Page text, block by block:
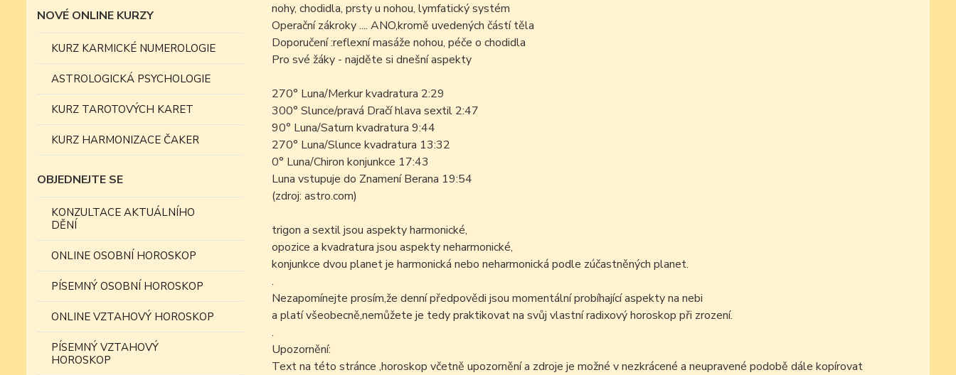
NOVÉ ONLINE KURZY
KURZ KARMICKÉ NUMEROLOGIE
ASTROLOGICKÁ PSYCHOLOGIE
KURZ TAROTOVÝCH KARET
KURZ HARMONIZACE ČAKER
OBJEDNEJTE SE
KONZULTACE AKTUÁLNÍHO
DĚNÍ
ONLINE OSOBNÍ HOROSKOP
PÍSEMNÝ OSOBNÍ HOROSKOP
ONLINE VZTAHOVÝ HOROSKOP
PÍSEMNÝ VZTAHOVÝ
HOROSKOP
nohy, chodidla, prsty u nohou, lymfatický systém
Operační zákroky .... ANO,kromě uvedených částí těla
Doporučení :reflexní masáže nohou, péče o chodidla
Pro své žáky - najděte si dnešní aspekty
270° Luna/Merkur kvadratura 2:29
300° Slunce/pravá Dračí hlava sextil 2:47
90° Luna/Saturn kvadratura 9:44
270° Luna/Slunce kvadratura 13:32
0° Luna/Chiron konjunkce 17:43
Luna vstupuje do Znamení Berana 19:54
(zdroj: astro.com)
trigon a sextil jsou aspekty harmonické,
opozice a kvadratura jsou aspekty neharmonické,
konjunkce dvou planet je harmonická nebo neharmonická podle zúčastněných planet.
.
Nezapomínejte prosím,že denní předpovědi jsou momentální probíhající aspekty na nebi
a platí všeobecně,nemůžete je tedy praktikovat na svůj vlastní radixový horoskop při zrození.
.
Upozornění:
Text na této stránce ,horoskop včetně upozornění a zdroje je možné v nezkrácené a neupravené podobě dále kopírovat